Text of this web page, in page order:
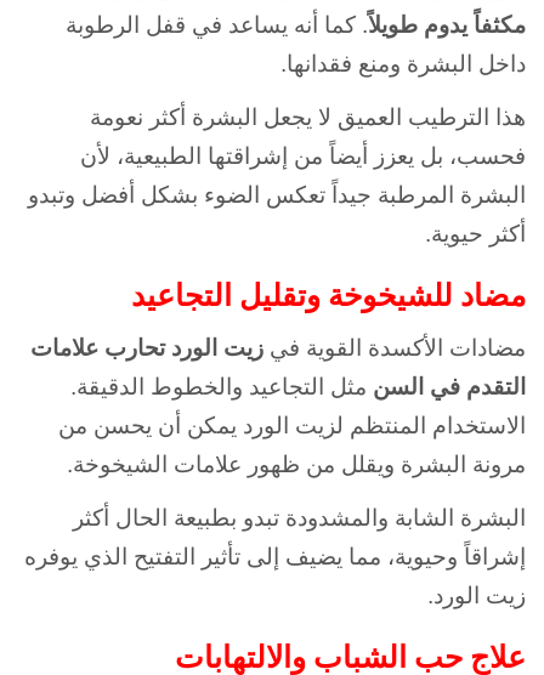
مكثفاً يدوم طويلاً. كما أنه يساعد في قفل الرطوبة
داخل البشرة ومنع فقدانها.
هذا الترطيب العميق لا يجعل البشرة أكثر نعومة
فحسب، بل يعزز أيضاً من إشراقتها الطبيعية، لأن
البشرة المرطبة جيداً تعكس الضوء بشكل أفضل وتبدو
أكثر حيوية.
مضاد للشيخوخة وتقليل التجاعيد
مضادات الأكسدة القوية في زيت الورد تحارب علامات
التقدم في السن مثل التجاعيد والخطوط الدقيقة.
الاستخدام المنتظم لزيت الورد يمكن أن يحسن من
مرونة البشرة ويقلل من ظهور علامات الشيخوخة.
البشرة الشابة والمشدودة تبدو بطبيعة الحال أكثر
إشراقاً وحيوية، مما يضيف إلى تأثير التفتيح الذي يوفره
زيت الورد.
علاج حب الشباب والالتهابات